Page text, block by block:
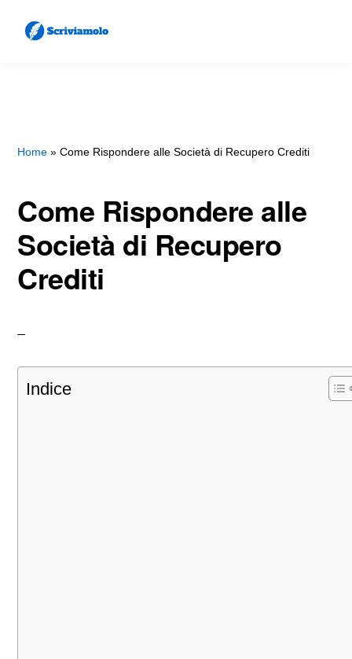
e
Home »Come Rispondere alle Società di Recupero Crediti
Come Rispondere alle
Società di Recupero
Crediti
Indice